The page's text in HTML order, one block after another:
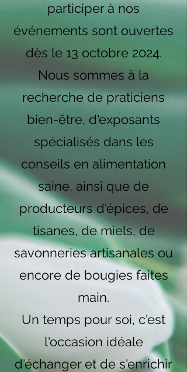
participer à nos
événements sont ouvertes
dès le 13 octobre 2024.
Nous sommes à la
recherche de praticiens
bien-être, d'exposants
spécialisés dans les
conseils en alimentation
saine, ainsi que de
producteurs d'épices, de
tisanes, de miels, de
savonneries artisanales ou
encore de bougies faites
main.
Un temps pour soi, c'est
l'occasion idéale
d'échanger et de s'enrichir